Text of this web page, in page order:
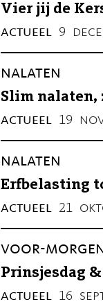
Vier jij de
actueel 9
nalaten
Slim nalaten,
actueel 19
nalaten
Erfbelasting
actueel 21
voor-
Prinsjesdag
actueel 16